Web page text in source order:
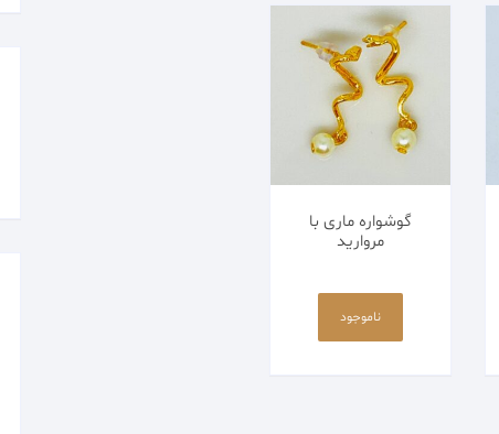
گوشواره ماری با
مروارید
ناموجود